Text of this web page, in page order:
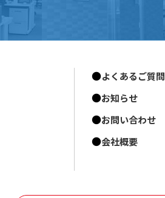
よくあるご質問
お知らせ
お問い合わせ
会社概要